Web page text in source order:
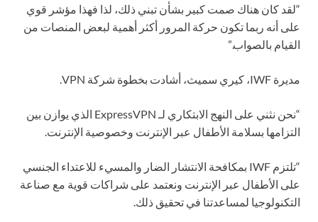
“لقد كان هناك صمت كبير بشأن تبني ذلك، لذا فهذا مؤشر قوي
على أنه ربما تكون حركة المرور أكثر أهمية لبعض المنصات من
القيام بالصواب.”
مديرة IWF، كيري سميث، أشادت بخطوة شركة VPN.
“نحن نثني على النهج الابتكاري لـ ExpressVPN الذي يوازن بين
التزامها بسلامة الأطفال عبر الإنترنت وخصوصية الإنترنت.
“تلتزم IWF بمكافحة الانتشار الضار والمسيء للاعتداء الجنسي
على الأطفال عبر الإنترنت ونعتمد على شراكات قوية مع صناعة
التكنولوجيا لمساعدتنا في تحقيق ذلك.